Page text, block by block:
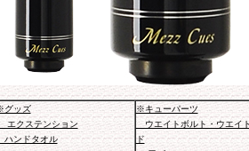
ッズ
エクステンション
ンドタオル
※キューパーツ
ウエイトボルト・ウエイ
ド